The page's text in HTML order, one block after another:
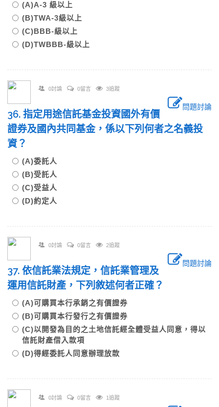
(A)A-3 級以上
(B)TWA-3級以上
(C)BBB-級以上
(D)TWBBB-級以上
0討論 0留言 3追蹤
問題討論
36. 指定用途信託基金投資國外有價
證券及國內共同基金，係以下列何者之名義投
資？
(A)委託人
(B)受託人
(C)受益人
(D)約定人
0討論 0留言 2追蹤
問題討論
37. 依信託業法規定，信託業管理及
運用信託財產，下列敘述何者正確？
(A)可購買本行承銷之有價證券
(B)可購買本行發行之有價證券
(C)以開發為目的之土地信託經全體受益人同意，得以
信託財產借入款項
(D)得經委託人同意辦理放款
0討論 0留言 1追蹤